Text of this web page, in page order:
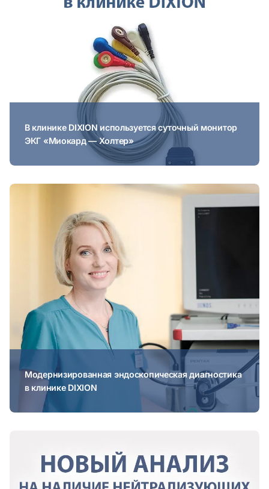
В клинике DIXION используется суточный монитор
ЭКГ «Миокард — Холтер»
Модернизированная эндоскопическая диагностика
в клинике DIXION